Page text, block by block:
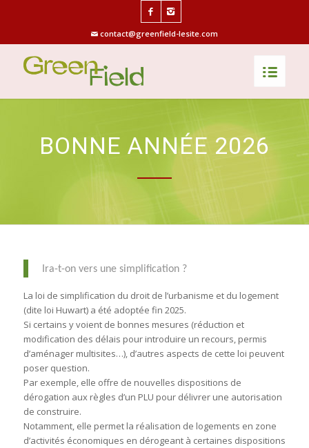
contact@greenfield-lesite.com
BONNE ANNÉE 2026
Ira-t-on vers une simplification ?
La loi de simplification du droit de l’urbanisme et du logement
(dite loi Huwart) a été adoptée fin 2025.
Si certains y voient de bonnes mesures (réduction et
modification des délais pour introduire un recours, permis
d’aménager multisites…), d’autres aspects de cette loi peuvent
poser question.
Par exemple, elle offre de nouvelles dispositions de
dérogation aux règles d’un PLU pour délivrer une autorisation
de construire.
Notamment, elle permet la réalisation de logements en zone
d’activités économiques en dérogeant à certaines dispositions